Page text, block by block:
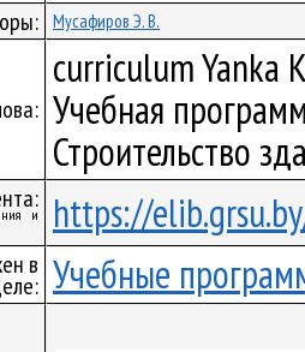
Мусафиров Э. В.
curriculum Yanka
Учебная
Строительство
и https://
в Учебные